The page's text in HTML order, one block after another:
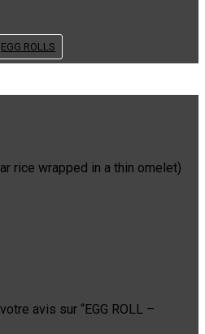
EGG ROLLS
rice wrapped in a thin omelet)
avis sur “EGG ROLL –